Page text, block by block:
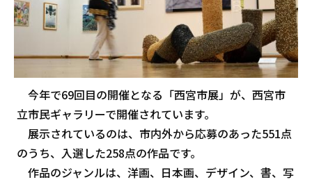
今年で69回目の開催となる「西宮市展」が、西宮市
立市民ギャラリーで開催されています。
展示されているのは、市内外から応募のあった551点
のうち、入選した258点の作品です。
作品のジャンルは、洋画、日本画、デザイン、書、写